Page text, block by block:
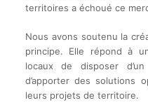
territoires a échoué ce
Nous avons soutenu la
principe. Elle répond à
locaux de disposer
d’apporter des solutions
leurs projets de territoire.